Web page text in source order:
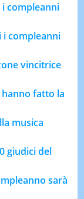
compleanni
i compleanni
vincitrice
fatto la
musica
giudici del
sarà